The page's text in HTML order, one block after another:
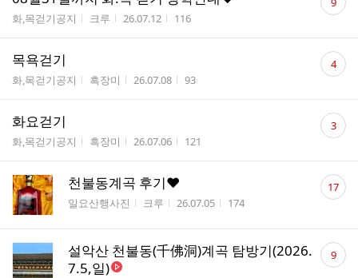
게시판명
화,목걷기공지 작성자
크루 작성시간
26.07.12 조회수
116
글
목욕걷기
게시판명
화,목걷기공지 작성자
흑장미 작성시간
26.07.08 조회수
93
댓
글 4
화요걷기
게시판명
화,목걷기공지 작성자
흑장미 작성시간
26.07.06 조회수
121
댓
글 3
천불동계곡 후기❤️
게시판명
일요산행사진 작성자
크루 작성시간
26.07.05 조회수
174
댓
글17
설악산 천불동(千佛洞)계곡 탐방기(2026.
7.5,일)
댓
글 9